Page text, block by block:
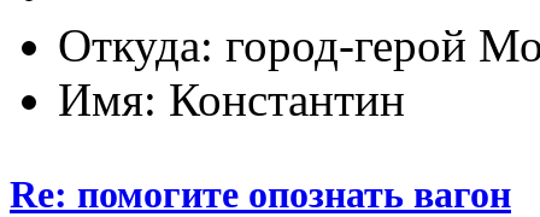
Откуда: город-герой
Имя: Константин
Re: помогите опознать вагон